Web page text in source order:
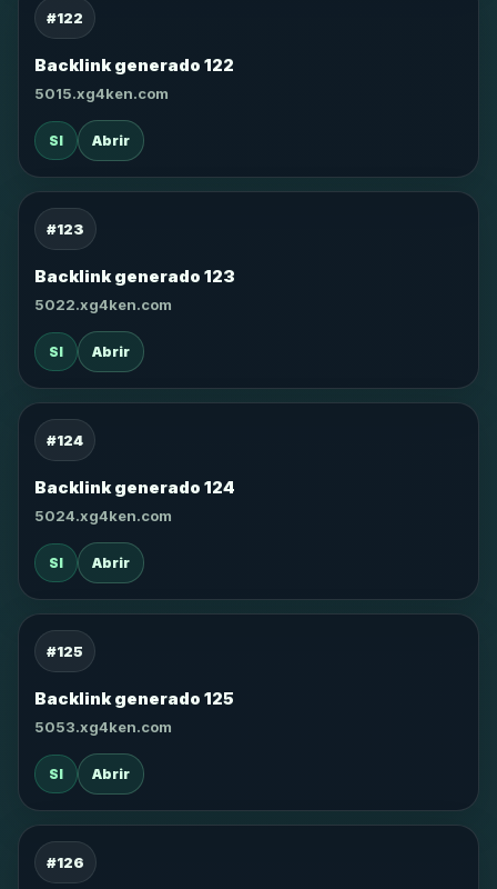
#122
Backlink generado 122
5015.xg4ken.com
SI Abrir
#123
Backlink generado 123
5022.xg4ken.com
SI Abrir
#124
Backlink generado 124
5024.xg4ken.com
SI Abrir
#125
Backlink generado 125
5053.xg4ken.com
SI Abrir
#126